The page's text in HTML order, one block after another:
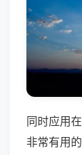
同时应用
非常有用